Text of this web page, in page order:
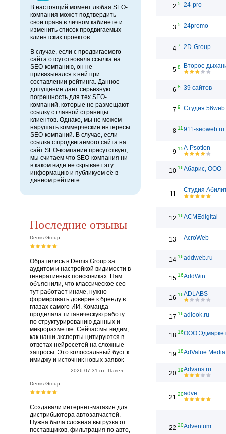
В настоящий момент любая SEO-
компания может подтвердить
свои права в личном кабинете и
изменить список продвигаемых
клиентских проектов.
В случае, если с продвигаемого
сайта отсутствовала ссылка на
SEO-компанию, он не
привязывался к ней при
составлении рейтинга. Данное
допущение даёт серьёзную
погрешность для тех SEO-
компаний, которые не размещают
ссылку с главной страницы
клиентов. Однако, мы не можем
нарушать коммерческие интересы
SEO-компаний. В случае, если
ссылка с продвигаемого сайта на
сайт SEO-компании присутствует,
мы считаем что SEO-компания ни
в каком виде не скрывает эту
информацию и публикуем её в
данном рейтинге.
Последние отзывы
Demis Group
Обратились в Demis Group за
аудитом и настройкой видимости в
генеративных поисковиках. Нам
объяснили, что классическое сео
тут работает иначе, нужно
формировать доверие к бренду в
глазах самого ИИ. Команда
проделала титаническую работу
по структурированию данных и
микроразметке. Сейчас мы видим,
как наши эксперты цитируются в
ответах нейросетей на сложные
запросы. Это колоссальный буст к
имиджу и источник новых заявок
2026-07-31 от: Павел
Demis Group
Создавали интернет-магазин для
дистрибьютора автозапчастей.
Нужна была сложная выгрузка от
поставщиков, фильтрация по авто,
2 5 24-pro
3 5 24promo
4 7 2D-Group
5 8 Второе
6 8 39 сайтов
7 9 Студия 56web
8 11 911-seoweb.ru
9 15A-Psotion
10 16Абарис, ООО
11
Студия
12 16ACMEdigital
13 AcroWeb
14 16addweb.ru
15 16AddWin
16 16ADLABS
17 16adlook.ru
18 16ООО
19 18AdValue Media
20 19Advans.ru
21 20adve
22 20Adventum